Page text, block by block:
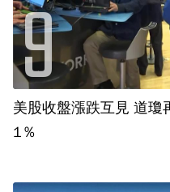
美股收盤漲跌互見 道瓊
1％